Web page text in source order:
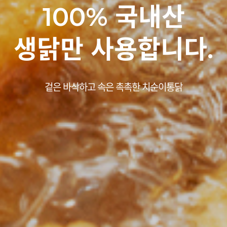
바삭하고 속은 촉촉
치순이통닭
정직한 맛! 착한가격 ! 으로 보답하겠습니다.
100% 국내산
생닭만 사용합니다.
겉은 바삭하고 속은 촉촉한 치순이통닭